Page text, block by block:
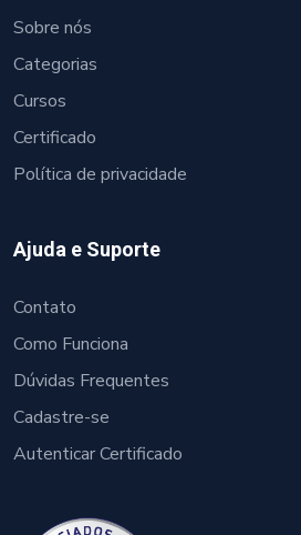
Sobre nós
Categorias
Cursos
Certificado
Política de privacidade
Ajuda e Suporte
Contato
Como Funciona
Dúvidas Frequentes
Cadastre-se
Autenticar Certificado